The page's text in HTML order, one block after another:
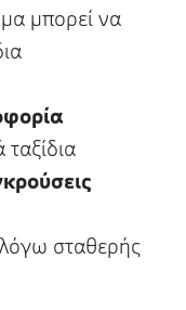
μπορεί να
ταξίδια
λόγω σταθερής